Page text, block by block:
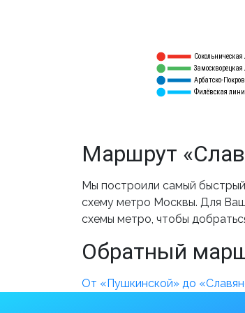
Арбатско-
Филёвская
Маршрут
Мы построили самый
схему метро Москвы. Для
схемы метро, чтобы
Обратный
От «Пушкинской» до